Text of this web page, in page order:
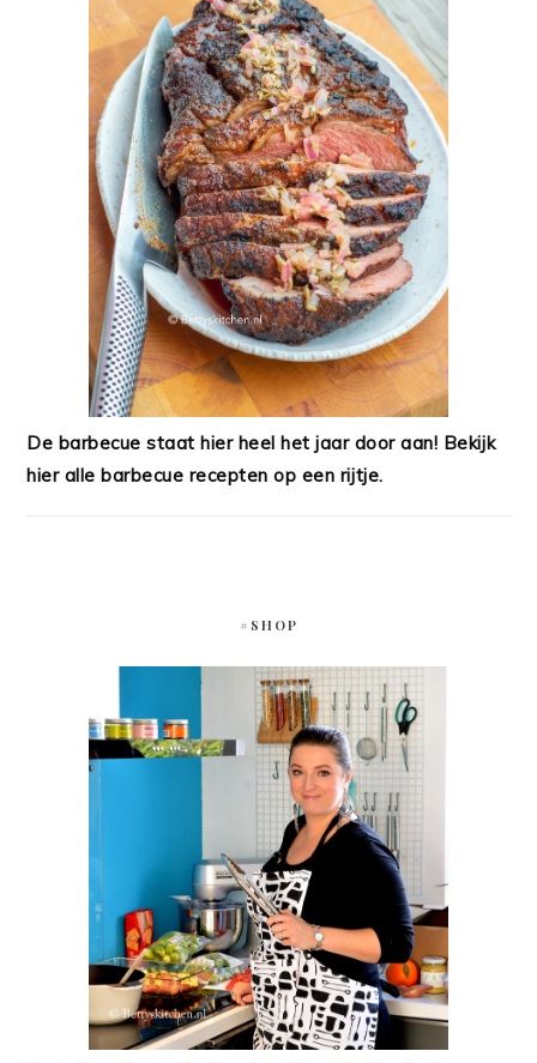
De barbecue staat hier heel het jaar door aan! Bekijk
hier alle barbecue recepten op een rijtje.
#SHOP